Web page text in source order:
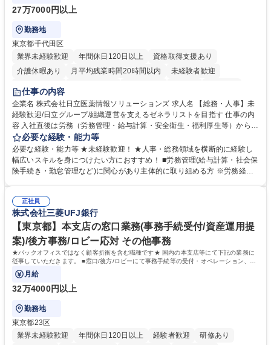
27万7000円以上
勤務地
東京都千代田区
業界未経験歓迎
年間休日120日以上
資格取得支援あり
介護休暇あり
月平均残業時間20時間以内
未経験者歓迎
住宅手当あり
育休あり
完全週休2日制 交通費支給 土日祝休み 寮・社宅あり
仕事の内容
企業名 株式会社日立医薬情報ソリューションズ 求人名 【総務・人事】未
経験歓迎/日立グループ/組織運営を支えるゼネラリストを目指す 仕事の内
容 入社直後は労務（労務管理・給与計算・安全衛生・福利厚生等）からお
任せいたします。将来は総務・採用・教育業務へ守備範囲を広げ、組織運
営を支えるゼネラリストをめざせます。 ・初期業務：労働時間管理、給与
計算、社会保険対応、福利厚生管理、安全衛生、健康経営推進等をお任せ
します。ご経験に応じて、休職者管理など、幅広く経験を積んでいただき
幅広く経験を積みたい意欲がある方に最適な環境です。 募集職種 【総
務・人事】未経験歓迎/日立グループ/組織運営を支えるゼネラリストを目
指す
必要な経験・能力等
必要な経験・能力等 ★未経験歓迎！ ★人事・総務領域を横断的に経験し
幅広いスキルを身につけたい方におすすめ！ ■労務管理(給与計算・社会保
険手続き・勤怠管理など)に関心があり主体的に取り組める方 ※労務経験
のご経験 ■労務管理（給与計算・社会保険手続き・勤怠管理など）の経験
■衛生管理者の資格をお持ちの方 学歴・資格 学歴：大学院 大学 高専 短大
専修学校 高校 語学力： 資格：
正社員
株式会社三菱UFJ銀行
【東京都】本支店の窓口業務(事務手続受付/資産運用提
案)/後方事務/ロビー応対 その他事務
★バックオフィスではなく顧客折衝を含む職種です★ 国内の本支店等にて下記の業務に
従事していただきます。 ■窓口/後方/ロビーにて事務手続等の受付・オペレーション、お
客様対応
月給
32万4000円以上
勤務地
東京都23区
業界未経験歓迎
年間休日120日以上 経験者歓迎
研修あり